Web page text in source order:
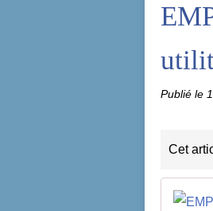
Publié le
Cet